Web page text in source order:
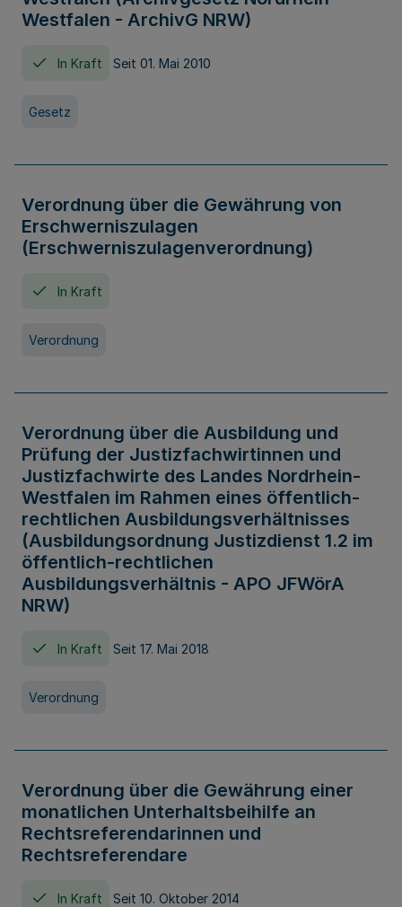
Westfalen - ArchivG NRW)
In Kraft Seit 01. Mai 2010
Gesetz
Verordnung über die Gewährung von
Erschwerniszulagen
(Erschwerniszulagenverordnung)
In Kraft
Verordnung
Verordnung über die Ausbildung und
Prüfung der Justizfachwirtinnen und
Justizfachwirte des Landes Nordrhein-
Westfalen im Rahmen eines öffentlich-
rechtlichen Ausbildungsverhältnisses
(Ausbildungsordnung Justizdienst 1.2 im
öffentlich-rechtlichen
Ausbildungsverhältnis - APO JFWörA
NRW)
In Kraft Seit 17. Mai 2018
Verordnung
Verordnung über die Gewährung einer
monatlichen Unterhaltsbeihilfe an
Rechtsreferendarinnen und
Rechtsreferendare
In Kraft Seit 10. Oktober 2014